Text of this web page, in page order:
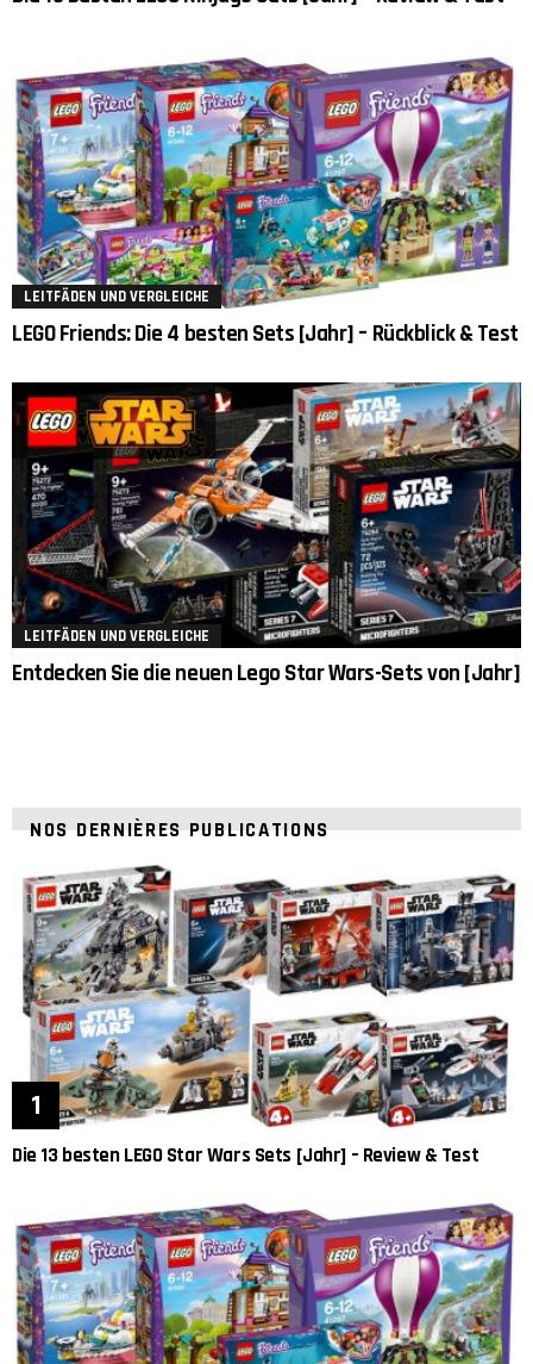
LEITFÄDEN UND VERGLEICHE
LEGO Friends: Die 4 besten Sets [Jahr] – Rückblick & Test
LEITFÄDEN UND VERGLEICHE
Entdecken Sie die neuen Lego Star Wars-Sets von [Jahr]
NOS DERNIÈRES PUBLICATIONS
Die 13 besten LEGO Star Wars Sets [Jahr] – Review & Test